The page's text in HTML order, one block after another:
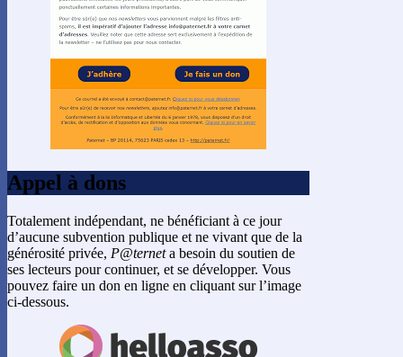
Appel à dons
Totalement indépendant, ne bénéficiant à ce jour
d’aucune subvention publique et ne vivant que de la
générosité privée, P@terneta besoin du soutien de
ses lecteurs pour continuer, et se développer. Vous
pouvez faire un don en ligne en cliquant sur l’image
ci-dessous.